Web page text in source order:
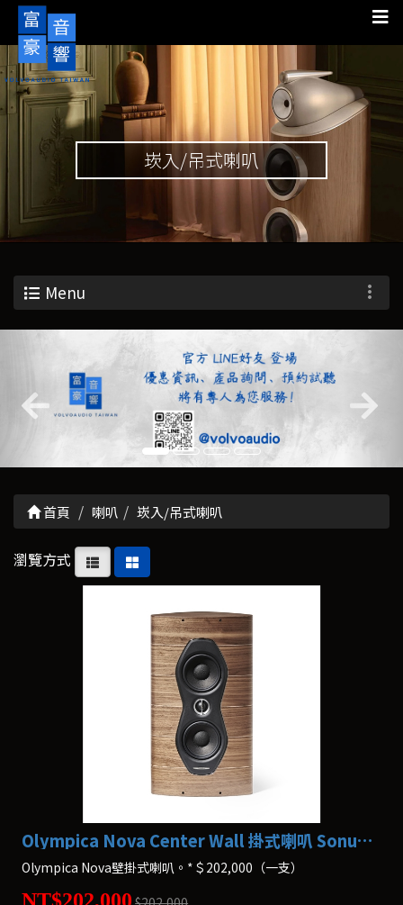
崁入/吊式喇叭
Menu
首頁 喇叭 崁入/吊式喇叭
瀏覽方式
Olympica Nova Center Wall 掛式喇叭 Sonus faber
Olympica Nova壁掛式喇叭。*＄202,000（一支）